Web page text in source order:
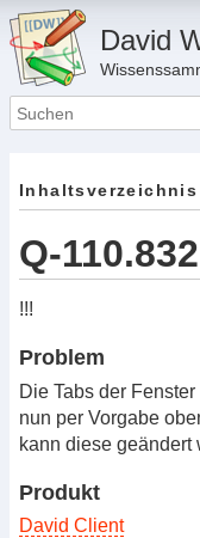
David
Inhaltsverzeichnis
Q-
!!!
Problem
Die Tabs der
nun per Vorgabe
kann diese geändert
Produkt
David Client